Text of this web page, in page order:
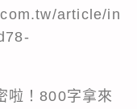
article/in
啦！800字拿來